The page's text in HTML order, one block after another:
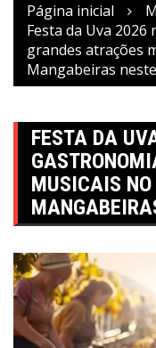
Página inicial
Festa da Uva
grandes atrações
Mangabeiras
FESTA DA
MUSICAIS NO